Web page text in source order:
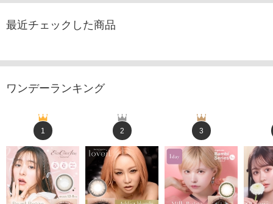
最近チェックした商品
ワンデーランキング
1 2 3